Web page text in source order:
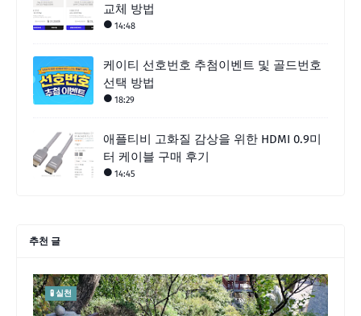
교체 방법
14:48
케이티 선호번호 추첨이벤트 및 골드번호
선택 방법
18:29
애플티비 고화질 감상을 위한 HDMI 0.9미
터 케이블 구매 후기
14:45
추천 글
🧪 실천